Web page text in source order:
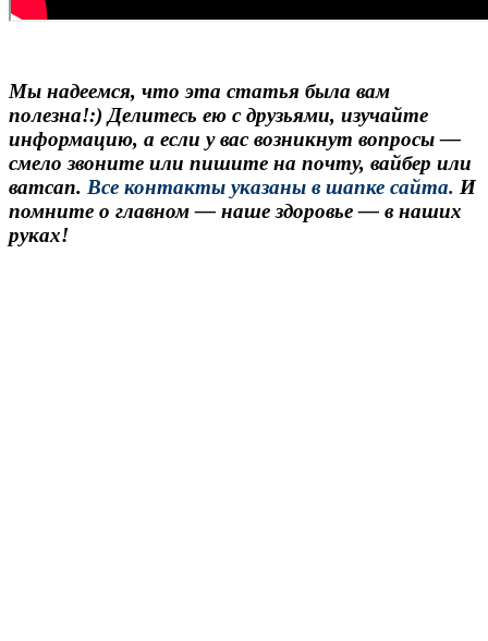
Мы надеемся, что эта статья была вам
полезна!:) Делитесь ею с друзьями, изучайте
информацию, а если у вас возникнут вопросы —
смело звоните или пишите на почту, вайбер или
ватсап. Все контакты указаны в шапке сайта. И
помните о главном — наше здоровье — в наших
руках!